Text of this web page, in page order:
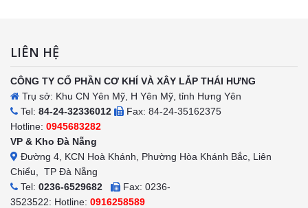
LIÊN HỆ
CÔNG TY CỔ PHẦN CƠ KHÍ VÀ XÂY LẮP THÁI HƯNG
Trụ sở: Khu CN Yên Mỹ, H Yên Mỹ, tỉnh Hưng Yên
Tel: 84-24-32336012
Fax: 84-24-35162375
Hotline: 0945683282
VP & Kho Đà Nẵng
Đường 4, KCN Hoà Khánh, Phường Hòa Khánh Bắc, Liên
Chiểu, TP Đà Nẵng
Tel: 0236-6529682
Fax: 0236-
3523522: Hotline: 0916258589